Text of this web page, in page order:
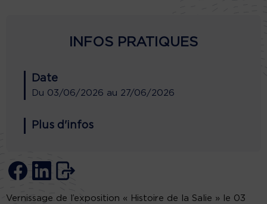
INFOS PRATIQUES
Date
Du 03/06/2026 au 27/06/2026
Plus d'infos
Vernissage de l’exposition « Histoire de la Salie » le 03